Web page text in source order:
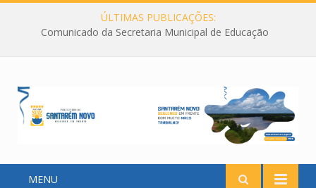
ÚLTIMAS PUBLICAÇÕES:
Comunicado da Secretaria Municipal de Educação
MENU